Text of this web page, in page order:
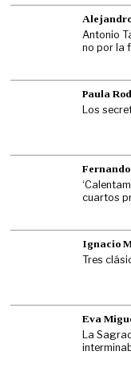
Antonio
no por la
Paula
Los
cuartos
Ignacio
Tres
Eva
La